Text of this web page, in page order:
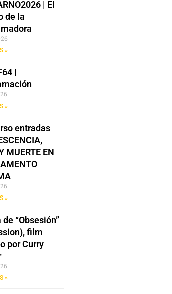
| El
de la
»
|
»
entradas
MUERTE EN
»
“Obsesión”
film
por Curry
»